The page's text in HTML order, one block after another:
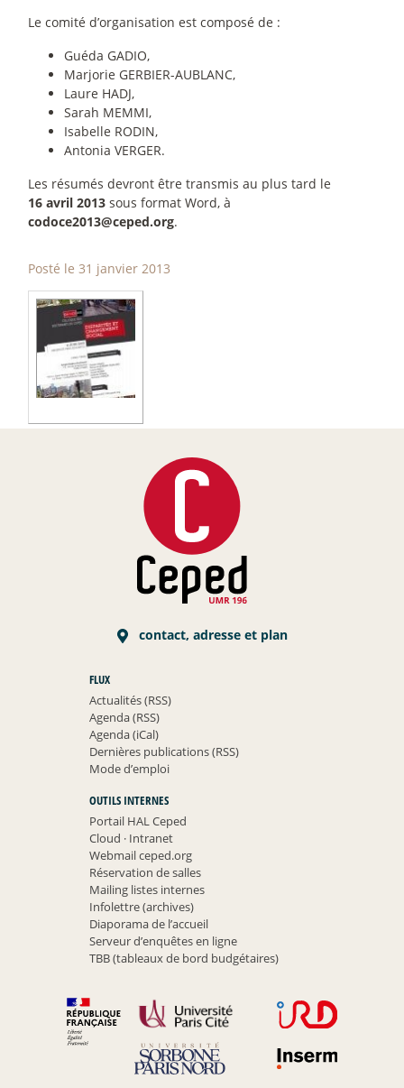
Le comité d’organisation est composé de :
Guéda GADIO,
Marjorie GERBIER-AUBLANC,
Laure HADJ,
Sarah MEMMI,
Isabelle RODIN,
Antonia VERGER.
Les résumés devront être transmis au plus tard le
16 avril 2013 sous format Word, à
codoce2013@ceped.org.
Posté le 31 janvier 2013
contact, adresse et plan
FLUX
Actualités (RSS)
Agenda (RSS)
Agenda (iCal)
Dernières publications (RSS)
Mode d’emploi
OUTILS INTERNES
Portail HAL Ceped
Cloud ·Intranet
Webmail ceped.org
Réservation de salles
Mailing listes internes
Infolettre (archives)
Diaporama de l’accueil
Serveur d’enquêtes en ligne
TBB (tableaux de bord budgétaires)